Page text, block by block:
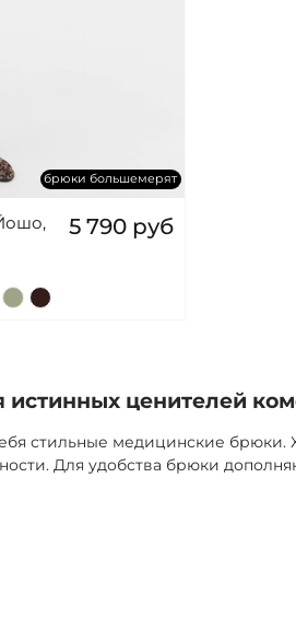
брюки большемерят
5 790 руб
ценителей
стильные медицинские
Для удобства брюки